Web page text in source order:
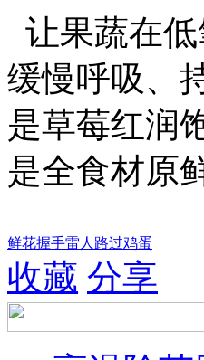
让果蔬在
缓慢呼吸、
是草莓红润
是全食材原
鲜花握手雷人 路过鸡蛋
收藏 分享